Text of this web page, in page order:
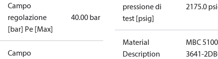
Campo
regolazione
[bar] Pe [Max]
40.00 bar
Campo
pressione di
test [psig]
2175.0
Material
Description
MBC
3641-